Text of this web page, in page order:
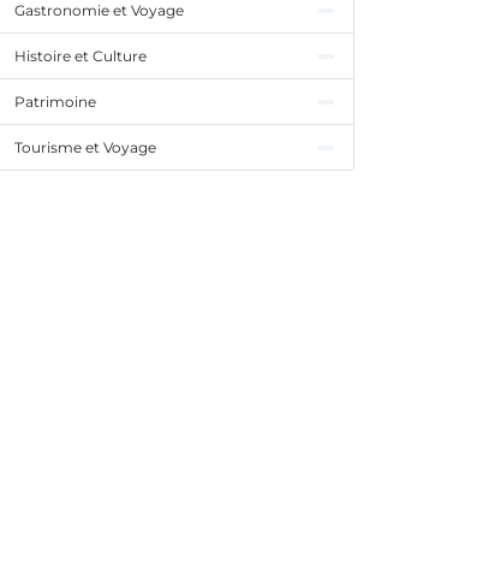
Gastronomie et Voyage
Histoire et Culture
Patrimoine
Tourisme et Voyage